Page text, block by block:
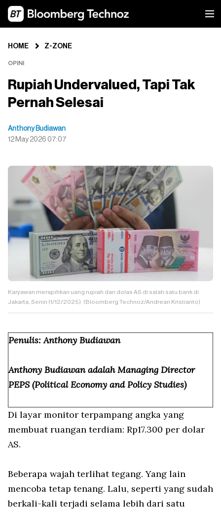
HOME Z-ZONE
OPINI
Rupiah Undervalued, Tapi Tak
Pernah Selesai
Anthony Budiawan
12 May 2026 07:07
Karyawan merapihkan uang rupiah dan dolas AS di salah satu bank di
Jakarta, Senin (1/12/2025). (Bloomberg Technoz/Andrean Kristianto)
Penulis: Anthony Budiawan
Anthony Budiawan adalah Managing Director
PEPS (Political Economy and Policy Studies)
Di layar monitor terpampang angka yang
membuat ruangan terdiam: Rp17.300 per dolar
AS.
Beberapa wajah terlihat tegang. Yang lain
mencoba tetap tenang. Lalu, seperti yang sudah
berkali-kali terjadi selama lebih dari satu